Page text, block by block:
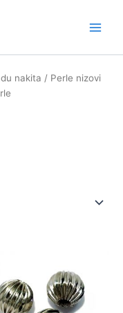
nakita / Perle nizovi